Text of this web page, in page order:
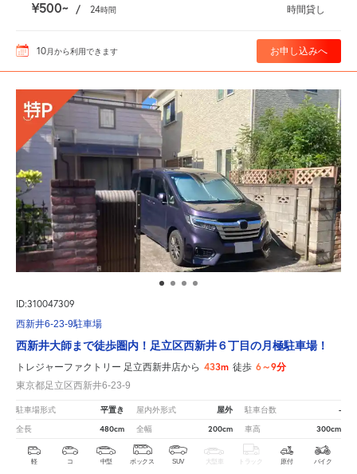
¥500 / 24時間 時間貸し
10月 から利用できます お申し込みへ
ID:310047309
西新井6-23-9駐車場
西新井大師まで徒歩圏内！足立区西新井６丁目の月極駐車場！
トレジャーファクトリー 足立西新井店から 433m 徒歩 6～9分
東京都足立区西新井6-23-9
駐車場形式 平置き 屋内外形式 屋外 駐車台数 -
全長 480cm 全幅 200cm 車高 300cm
軽 コ 中型 ボックス SUV 大型車 トラック 原付 バイク